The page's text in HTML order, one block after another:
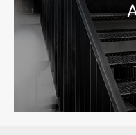
2026-08-04 17:59:05
嘉兴企业做AI搜索优化